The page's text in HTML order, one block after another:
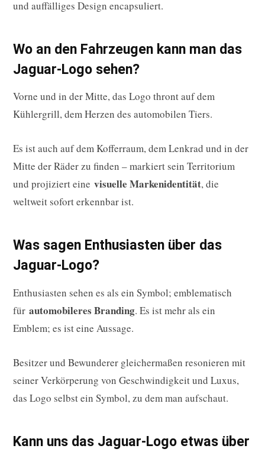
und auffälliges Design encapsuliert.
Wo an den Fahrzeugen kann man das
Jaguar-Logo sehen?
Vorne und in der Mitte, das Logo thront auf dem
Kühlergrill, dem Herzen des automobilen Tiers.
Es ist auch auf dem Kofferraum, dem Lenkrad und in der
Mitte der Räder zu finden – markiert sein Territorium
und projiziert eine visuelle Markenidentität, die
weltweit sofort erkennbar ist.
Was sagen Enthusiasten über das
Jaguar-Logo?
Enthusiasten sehen es als ein Symbol; emblematisch
für automobileres Branding. Es ist mehr als ein
Emblem; es ist eine Aussage.
Besitzer und Bewunderer gleichermaßen resonieren mit
seiner Verkörperung von Geschwindigkeit und Luxus,
das Logo selbst ein Symbol, zu dem man aufschaut.
Kann uns das Jaguar-Logo etwas über